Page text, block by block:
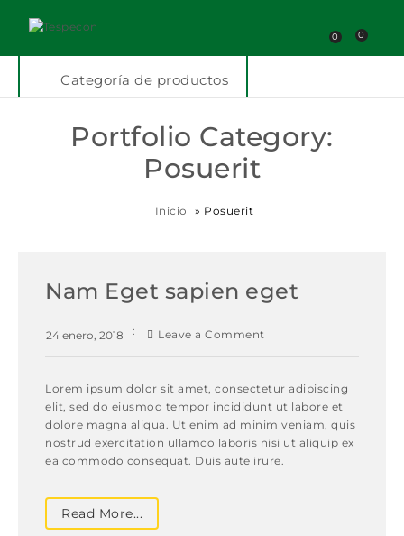
0 0
Categoría de productos
Portfolio Category:
Posuerit
Inicio » Posuerit
Nam Eget sapien eget
24 enero, 2018 Leave a Comment
Lorem ipsum dolor sit amet, consectetur adipiscing
elit, sed do eiusmod tempor incididunt ut labore et
dolore magna aliqua. Ut enim ad minim veniam, quis
nostrud exercitation ullamco laboris nisi ut aliquip ex
ea commodo consequat. Duis aute irure.
Read More...